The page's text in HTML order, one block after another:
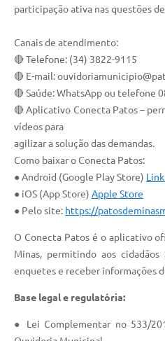
participação ativa nas questões
Canais de atendimento:
🔴 Telefone: (34) 3822-9115
🔴 E-mail:
🔴 Saúde: WhatsApp ou telefone
🔴 Aplicativo Conecta Patos –
vídeos para
agilizar a solução das demandas.
Como baixar o Conecta Patos:
● Android (Google Play Store)
● iOS (App Store) Apple Store
● Pelo site: https://
O Conecta Patos é o aplicativo
Minas, permitindo aos
enquetes e receber informações
Base legal e regulatória:
● Lei Complementar no 533/